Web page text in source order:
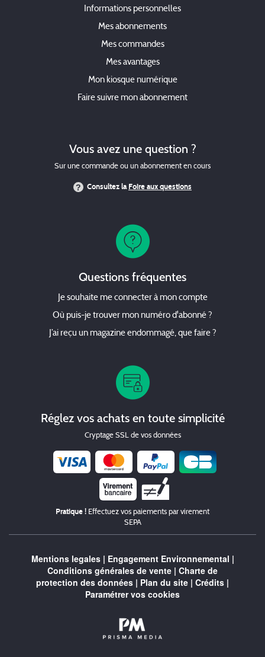
Informations personnelles
Mes abonnements
Mes commandes
Mes avantages
Mon kiosque numérique
Faire suivre mon abonnement
Vous avez une question ?
Sur une commande ou un abonnement en cours
Consultez laFoire aux questions
Questions fréquentes
Je souhaite me connecter à mon compte
Où puis-je trouver mon numéro d'abonné ?
J’ai reçu un magazine endommagé, que faire ?
Réglez vos achats en toute simplicité
Cryptage SSL de vos données
Chèque
Pratique ! Effectuez vos paiements par virement
SEPA
Mentions legales| Engagement Environnemental |
Conditions générales de vente | Charte de
protection des données | Plan du site | Crédits |
Paramétrer vos cookies